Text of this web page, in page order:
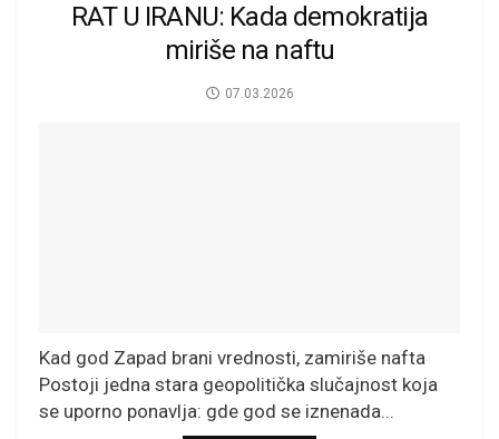
RAT U IRANU: Kada demokratija
miriše na naftu
07.03.2026
Kad god Zapad brani vrednosti, zamiriše nafta
Postoji jedna stara geopolitička slučajnost koja
se uporno ponavlja: gde god se iznenada...